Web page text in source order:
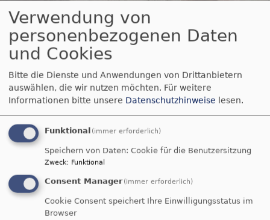
Startseite Zu den Barfüßern
Zu den Barfüßern
Mitten in der Altstadt am Fuße des Perlachberges liegt die
Barfüßerkirche. Sie ist ein Ort der Begegnung, der Stille und eine
grüne Oase im Herzen der Stadt. Die Barfüßergemeinde ist ein
Ort der Gastfreundschaft und der offenen Türen.
Ein Schwerpunkt unserer Angebote als Kirchengemeinde liegt im
Bereich der Spiritualität. Wir kooperieren dabei eng mit dem
Verwendung von
personenbezogenen Daten
und Cookies
Bitte die Dienste und Anwendungen von Drittanbietern
auswählen, die wir nutzen möchten. Für weitere
Informationen bitte unsere Datenschutzhinweise lesen.
Funktional (immer erforderlich)
Speichern von Daten: Cookie für die Benutzersitzung
Zweck: Funktional
Consent Manager (immer erforderlich)
Cookie Consent speichert Ihre Einwilligungsstatus im
Browser